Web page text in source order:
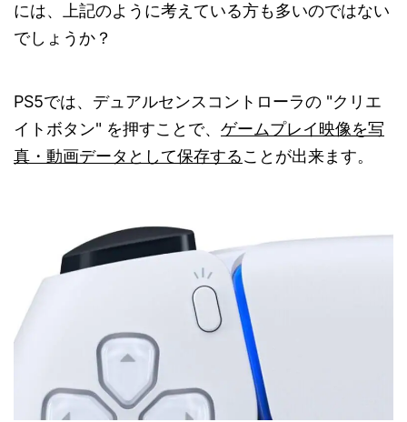
には、上記のように考えている方も多いのではない
でしょうか？
PS5では、デュアルセンスコントローラの "クリエ
イトボタン" を押すことで、 ゲームプレイ映像を写
真・動画データとして保存することが出来ます。